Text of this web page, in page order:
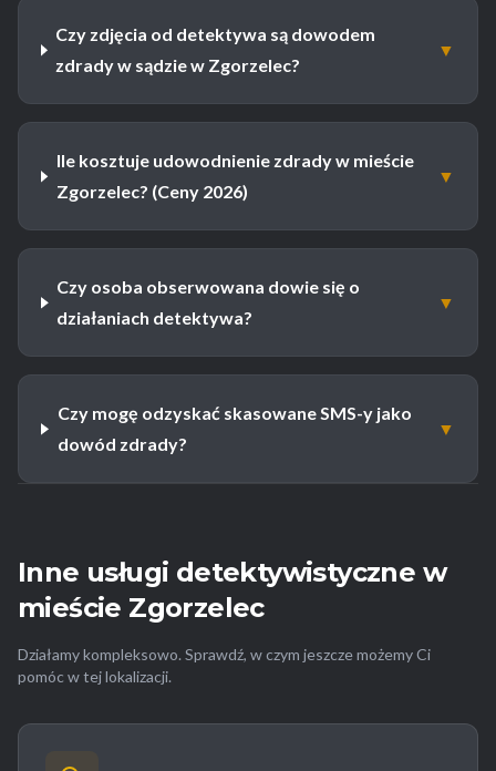
Czy zdjęcia od detektywa są dowodem
zdrady w sądzie w Zgorzelec?
▼
Ile kosztuje udowodnienie zdrady w mieście
Zgorzelec? (Ceny 2026)
▼
Czy osoba obserwowana dowie się o
działaniach detektywa?
▼
Czy mogę odzyskać skasowane SMS-y jako
dowód zdrady?
▼
Inne usługi detektywistyczne w
mieście Zgorzelec
Działamy kompleksowo. Sprawdź, w czym jeszcze możemy Ci
pomóc w tej lokalizacji.